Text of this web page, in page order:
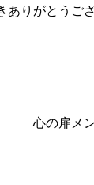
ありがとうご
心の扉メ